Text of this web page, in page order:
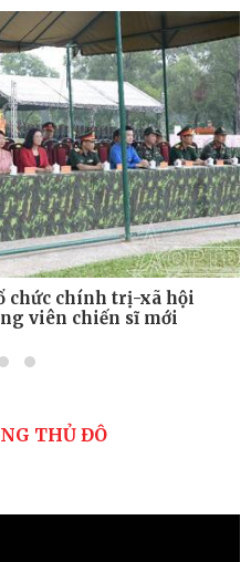
thành tốt diễn tập chiến
kỹ năng
chức chính trị-xã hội
viên chiến sĩ mới
THỦ ĐÔ